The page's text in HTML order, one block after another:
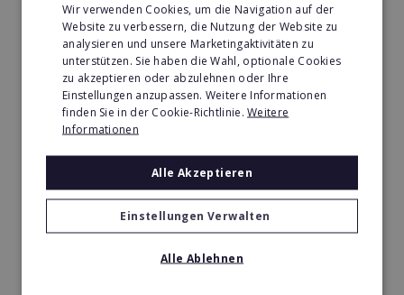
Körperformen EMS
Körperformen - Erfolg mit medizinisch erprobtem
Wir verwenden Cookies, um die Navigation auf der
Website zu verbessern, die Nutzung der Website zu
analysieren und unsere Marketingaktivitäten zu
unterstützen. Sie haben die Wahl, optionale Cookies
zu akzeptieren oder abzulehnen oder Ihre
Einstellungen anzupassen. Weitere Informationen
finden Sie in der Cookie-Richtlinie.Weitere
Informationen
Alle Akzeptieren
Einstellungen Verwalten
Alle Ablehnen